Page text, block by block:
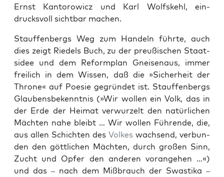
Ernst Kan­torow­icz und Karl Wolfskehl, ein­
drucksvoll sicht­bar machen.
Stauf­fen­bergs Weg zum Han­deln führte, auch
dies zeigt Riedels Buch, zu der preußis­chen Staat­
sidee und dem Reform­plan Gneise­naus, immer
freilich in dem Wis­sen, daß die »Sicher­heit der
Throne« auf Poe­sie gegrün­det ist. Stauf­fen­bergs
Glaubens­beken­nt­nis (»Wir wollen ein Volk, das in
der Erde der Heimat ver­wurzelt den natür­lichen
Mächt­en nahe bleibt … Wir wollen Führende, die,
aus allen Schicht­en des Volkes wach­send, ver­bun­
den den göt­tlichen Mächt­en, durch großen Sinn,
Zucht und Opfer den anderen vor­ange­hen …«)
und das – nach dem Mißbrauch der Swasti­ka –